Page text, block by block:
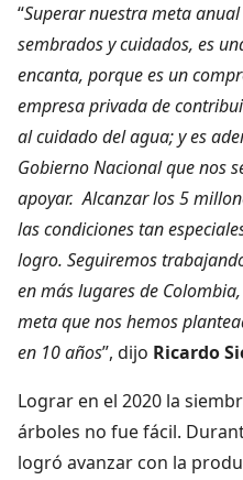
“Superar nuestra meta
sembrados y cuidados, es
encanta, porque es un
empresa privada de
al cuidado del agua; y es
Gobierno Nacional que nos
apoyar. Alcanzar los 5
las condiciones tan
logro. Seguiremos
en más lugares de
meta que nos hemos
en 10 años”, dijo Ricardo
Lograr en el 2020 la
árboles no fue fácil.
logró avanzar con la